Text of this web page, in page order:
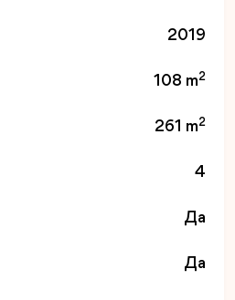
2019
108 m2
261 m2
4
Да
Да